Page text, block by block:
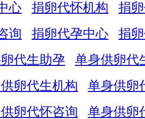
心 捐卵代怀机构
捐
询 捐卵代孕中心
捐
代生助孕
单身供卵代
卵代生机构
单身供卵
卵代怀咨询
单身供卵